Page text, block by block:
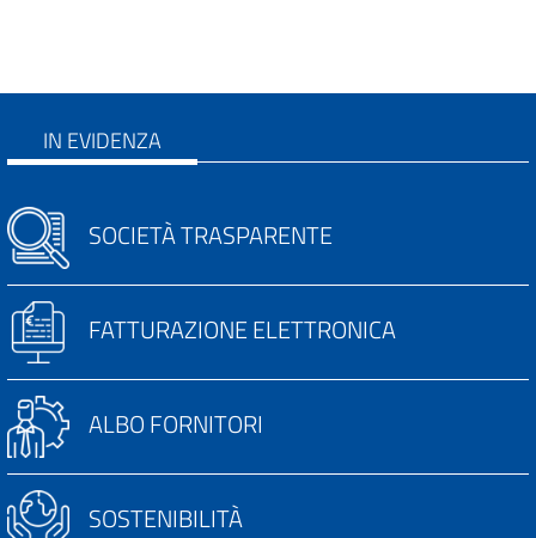
IN EVIDENZA
SOCIETÀ TRASPARENTE
FATTURAZIONE ELETTRONICA
ALBO FORNITORI
SOSTENIBILITÀ